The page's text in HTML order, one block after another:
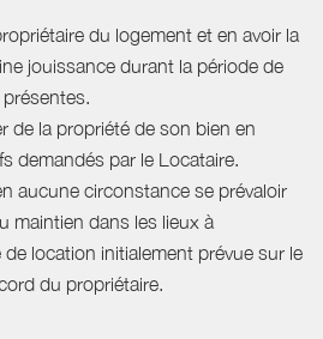
du logement et en avoir la
jouissance durant la période de
de la propriété de son bien en
demandés par le Locataire.
aucune circonstance se prévaloir
maintien dans les lieux à
de location initialement prévue sur le
du propriétaire.